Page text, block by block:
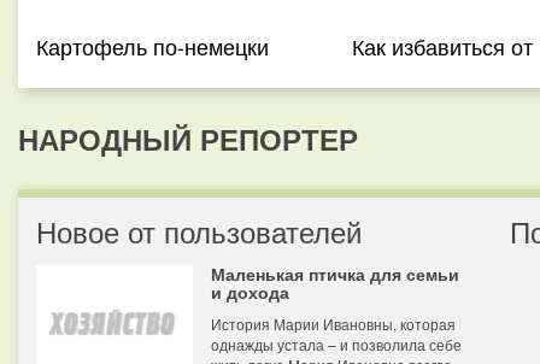
Картофель по-немецки Как избавиться
НАРОДНЫЙ РЕПОРТЕР
Новое от пользователей
Маленькая птичка для семьи
и дохода
История Марии Ивановны, которая
однажды устала – и позволила себе